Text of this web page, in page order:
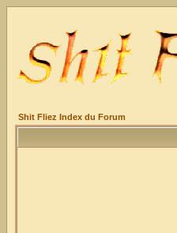
Shit Fliez Index du Forum